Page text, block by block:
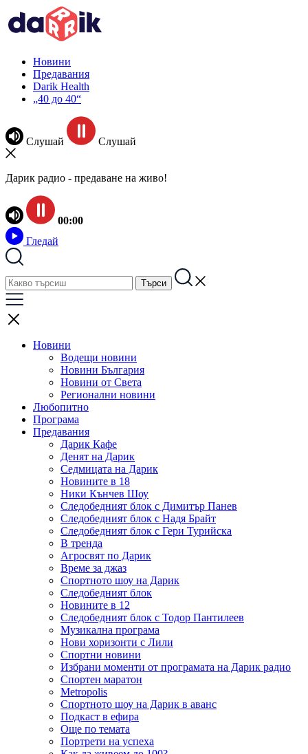
Новини
Предавания
Darik Health
„40 до 40“
Слушай Слушай
Дарик радио - предаване на живо!
00:00
Гледай
Новини
Водещи новини
Новини България
Новини от Света
Регионални новини
Любопитно
Програма
Предавания
Дарик Кафе
Денят на Дарик
Седмицата на Дарик
Новините в 18
Ники Кънчев Шоу
Следобедният блок с Димитър Панев
Следобедният блок с Надя Брайт
Следобедният блок с Гери Турийска
В тренда
Агросвят по Дарик
Време за джаз
Спортното шоу на Дарик
Следобедният блок
Новините в 12
Следобедният блок с Тодор Пантилеев
Музикална програма
Нови хоризонти с Лили
Спортни новини
Избрани моменти от програмата на Дарик радио
Спортен маратон
Metropolis
Спортното шоу на Дарик в аванс
Подкаст в ефира
Още по темата
Портрети на успеха